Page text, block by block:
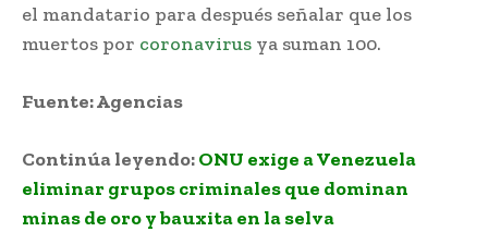
el mandatario para después señalar que los
muertos por coronavirus ya suman 100.
Fuente: Agencias
Continúa leyendo:ONU exige a Venezuela
eliminar grupos criminales que dominan
minas de oro y bauxita en la selva